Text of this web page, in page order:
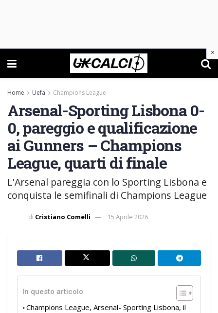
Home Uefa Champions League
Arsenal-Sporting Lisbona 0-
0, pareggio e qualificazione
ai Gunners – Champions
League, quarti di finale
L'Arsenal pareggia con lo Sporting Lisbona e
conquista le semifinali di Champions League
di Cristiano Comelli 15 Aprile 2026
In questo articolo
Champions League, Arsenal- Sporting Lisbona, il
×